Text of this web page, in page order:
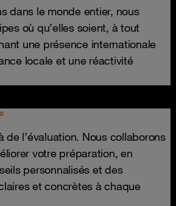
dans le monde entier, nous
où qu’elles soient, à tout
une présence internationale
locale et une réactivité
de l’évaluation. Nous collaborons
votre préparation, en
personnalisés et des
et concrètes à chaque